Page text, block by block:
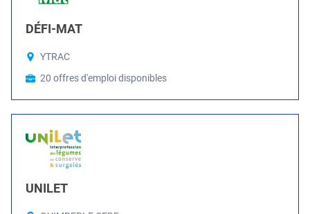
DÉFI-MAT
YTRAC
20 offres d'emploi disponibles
UNILET